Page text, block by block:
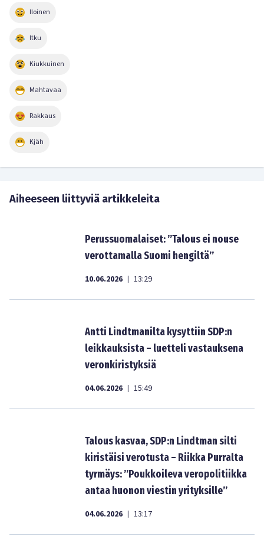
Iloinen
Itku
Kiukkuinen
Mahtavaa
Rakkaus
Kjäh
Aiheeseen liittyviä artikkeleita
Perussuomalaiset: ”Talous ei nouse
verottamalla Suomi hengiltä”
10.06.2026 | 13:29
Antti Lindtmanilta kysyttiin SDP:n
leikkauksista – luetteli vastauksena
veronkiristyksiä
04.06.2026 | 15:49
Talous kasvaa, SDP:n Lindtman silti
kiristäisi verotusta – Riikka Purralta
tyrmäys: ”Poukkoileva veropolitiikka
antaa huonon viestin yrityksille”
04.06.2026 | 13:17